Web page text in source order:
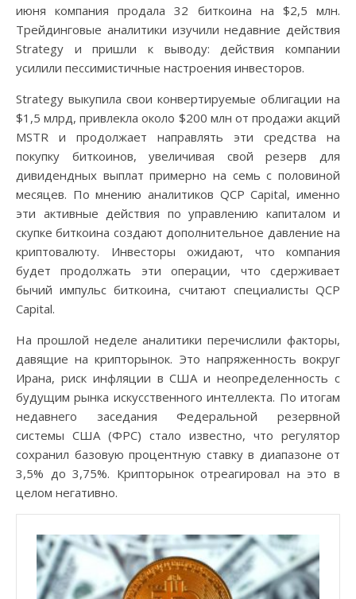
июня компания продала 32 биткоина на $2,5 млн.
Трейдинговые аналитики изучили недавние действия
Strategy и пришли к выводу: действия компании
усилили пессимистичные настроения инвесторов.
Strategy выкупила свои конвертируемые облигации на
$1,5 млрд, привлекла около $200 млн от продажи акций
MSTR и продолжает направлять эти средства на
покупку биткоинов, увеличивая свой резерв для
дивидендных выплат примерно на семь с половиной
месяцев. По мнению аналитиков QCP Capital, именно
эти активные действия по управлению капиталом и
скупке биткоина создают дополнительное давление на
криптовалюту. Инвесторы ожидают, что компания
будет продолжать эти операции, что сдерживает
бычий импульс биткоина, считают специалисты QCP
Capital.
На прошлой неделе аналитики перечислили факторы,
давящие на крипторынок. Это напряженность вокруг
Ирана, риск инфляции в США и неопределенность с
будущим рынка искусственного интеллекта. По итогам
недавнего заседания Федеральной резервной
системы США (ФРС) стало известно, что регулятор
сохранил базовую процентную ставку в диапазоне от
3,5% до 3,75%. Крипторынок отреагировал на это в
целом негативно.